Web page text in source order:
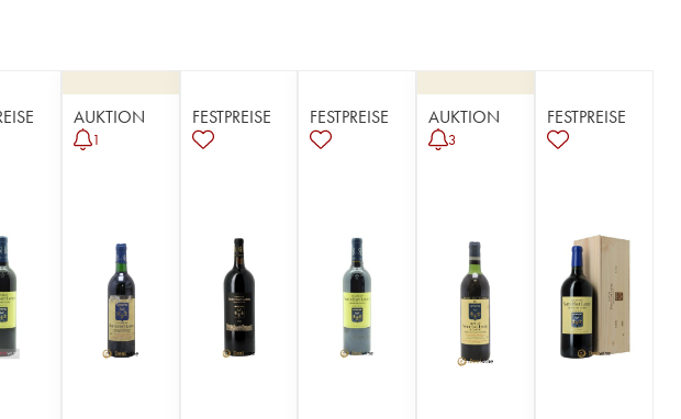
AUKTION
1
FESTPREISE FESTPREISE AUKTION
3
FESTPREISE